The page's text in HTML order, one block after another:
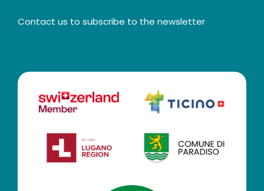
Contact us to subscribe to the newsletter